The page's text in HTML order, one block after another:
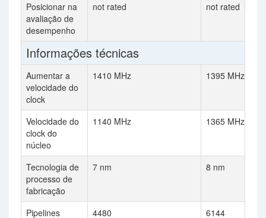
Posicionar na
avaliação de
desempenho
not rated not rated
Informações técnicas
Aumentar a
velocidade do
clock
1410 MHz 1395 MHz
Velocidade do
clock do
núcleo
1140 MHz 1365 MHz
Tecnologia de
processo de
fabricação
7 nm 8 nm
Pipelines 4480 6144